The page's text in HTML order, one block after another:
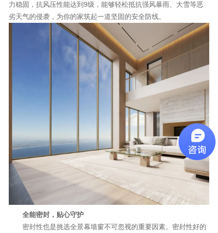
力稳固，抗风压性能达到9级，能够轻松抵抗强风暴雨、大雪等恶
劣天气的侵袭，为你的家筑起一道坚固的安全防线。
全能密封，贴心守护
密封性也是挑选全景幕墙窗不可忽视的重要因素。密封性好的